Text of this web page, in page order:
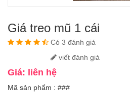
Giá treo mũ 1 cái
Có 3 đánh giá
viết đánh giá
Giá: liên hệ
Mã sản phẩm : ###